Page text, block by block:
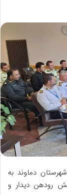
دماوند به
رودهن ديدار و